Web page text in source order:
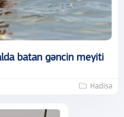
batan gəncin meyiti
Hadisə